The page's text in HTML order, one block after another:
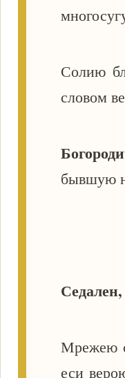
Солию
словом
бывшую
Мрежею
еси